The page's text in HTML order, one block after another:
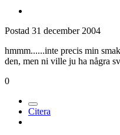
Postad 31 december 2004
hmmm......inte precis min
den, men ni ville ju ha några
0
Citera